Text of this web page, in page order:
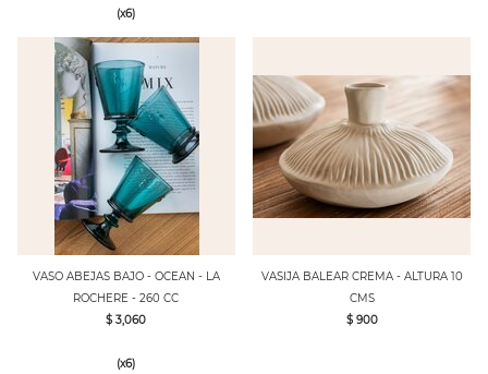
(x6)
VASO ABEJAS BAJO - OCEAN - LA
ROCHERE - 260 CC
$ 3,060
(x6)
VASIJA BALEAR CREMA - ALTURA 10
CMS
$ 900